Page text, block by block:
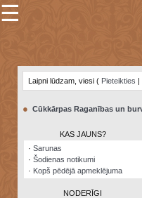
×
Šodienas
notikumi
☰
Laipni lūdzam, viesi ( Pieteikties |
● Cūkkārpas Raganības un
KAS JAUNS?
· Sarunas
· Šodienas notikumi
· Kopš pēdējā apmeklējuma
NODERĪGI